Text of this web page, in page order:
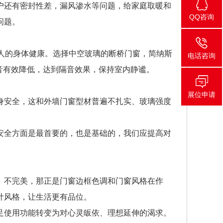
有密封性差，漏风渗水等问题，给家庭取暖和
。
身体健康。选择中空玻璃的断桥门窗，简纳斯
效降低，达到隔音效果，保持室内静谧。
全，这和外墙门窗型材普遍不扎实、玻璃强度
方面是最首要的，也是基础的，我们应提高对
完美，那正是门窗边框色调和门窗风格在作
格，让生活更有品位。
用功能转变为对心灵皈依、理想延伸的渴求。
QQ咨询
电话咨询
展位申请